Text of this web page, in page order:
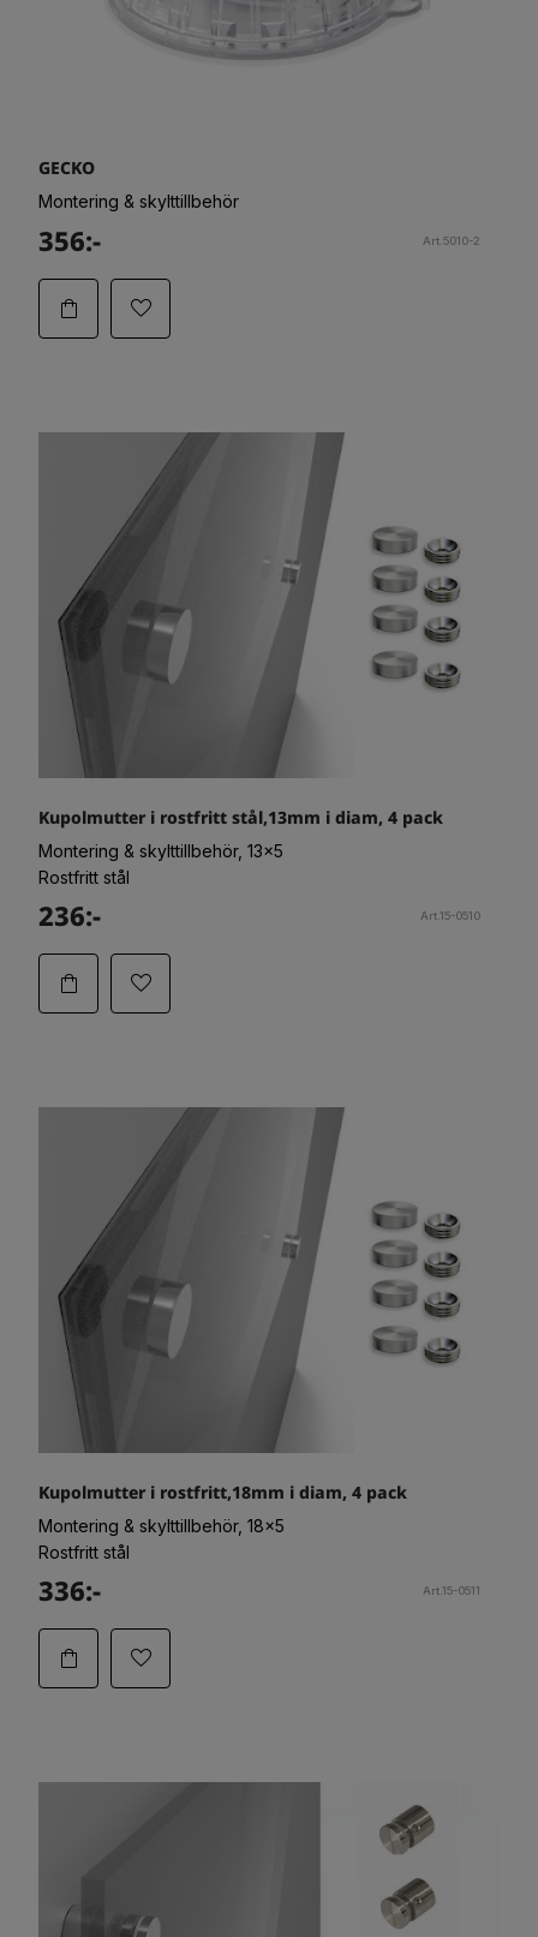
GECKO
Montering & skylttillbehör
356:- Art.5010-2
Kupolmutter i rostfritt stål,13mm i diam, 4 pack
Montering & skylttillbehör, 13x5
Rostfritt stål
236:- Art.15-0510
Kupolmutter i rostfritt,18mm i diam, 4 pack
Montering & skylttillbehör, 18x5
Rostfritt stål
336:- Art.15-0511